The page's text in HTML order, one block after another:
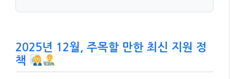
2025년 12월, 주목할 만한 최신 지원 정
책